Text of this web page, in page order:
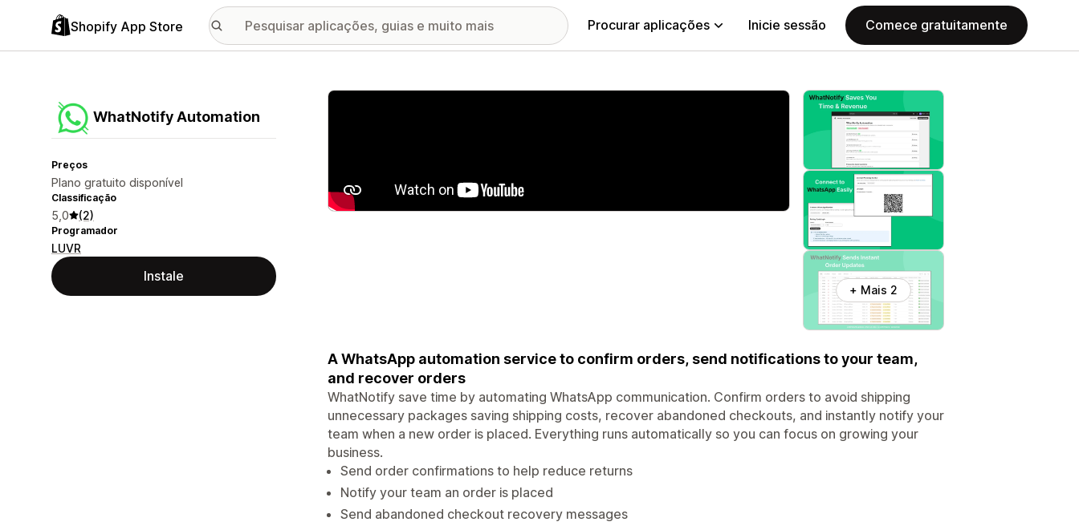
Shopify App Store Procurar aplicações Inicie sessão Comece gratuitamente
WhatNotify Automation
Preços
Plano gratuito disponível
Classificação
5,0 (2)
Programador
LUVR
Instale
Galeria de imagens em destaque
+ Mais 2
A WhatsApp automation service to confirm orders, send notifications to your team,
and recover orders
WhatNotify save time by automating WhatsApp communication. Confirm orders to avoid shipping
unnecessary packages saving shipping costs, recover abandoned checkouts, and instantly notify your
team when a new order is placed. Everything runs automatically so you can focus on growing your
business.
Send order confirmations to help reduce returns
Notify your team an order is placed
Send abandoned checkout recovery messages